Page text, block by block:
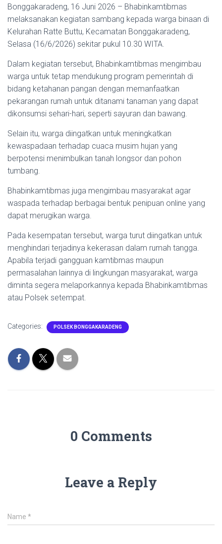
Bonggakaradeng, 16 Juni 2026 – Bhabinkamtibmas
melaksanakan kegiatan sambang kepada warga binaan di
Kelurahan Ratte Buttu, Kecamatan Bonggakaradeng,
Selasa (16/6/2026) sekitar pukul 10.30 WITA.
Dalam kegiatan tersebut, Bhabinkamtibmas mengimbau
warga untuk tetap mendukung program pemerintah di
bidang ketahanan pangan dengan memanfaatkan
pekarangan rumah untuk ditanami tanaman yang dapat
dikonsumsi sehari-hari, seperti sayuran dan bawang.
Selain itu, warga diingatkan untuk meningkatkan
kewaspadaan terhadap cuaca musim hujan yang
berpotensi menimbulkan tanah longsor dan pohon
tumbang.
Bhabinkamtibmas juga mengimbau masyarakat agar
waspada terhadap berbagai bentuk penipuan online yang
dapat merugikan warga.
Pada kesempatan tersebut, warga turut diingatkan untuk
menghindari terjadinya kekerasan dalam rumah tangga.
Apabila terjadi gangguan kamtibmas maupun
permasalahan lainnya di lingkungan masyarakat, warga
diminta segera melaporkannya kepada Bhabinkamtibmas
atau Polsek setempat.
Categories: POLSEK BONGGAKARADENG
0 Comments
Leave a Reply
Name *